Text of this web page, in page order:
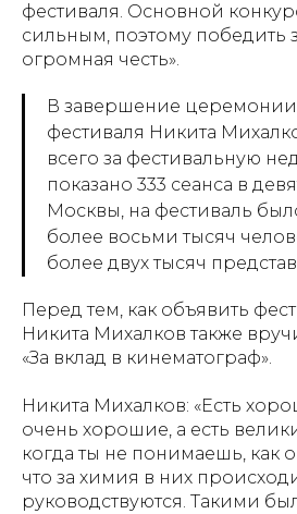
фестиваля. Основной
сильным, поэтому победить
огромная честь».
В завершение
фестиваля Никита
всего за фестивальную
показано 333 сеанса в
Москвы, на фестиваль
более восьми тысяч
более двух тысяч
Перед тем, как объявить
Никита Михалков также
«За вклад в кинематограф».
Никита Михалков: «Есть
очень хорошие, а есть
когда ты не понимаешь, как
что за химия в них
руководствуются. Такими